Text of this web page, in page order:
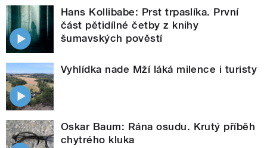
Hans Kollibabe: Prst trpaslíka. První
část pětidílné četby z knihy
šumavských pověstí
Vyhlídka nade Mží láká milence i turisty
Oskar Baum: Rána osudu. Krutý příběh
chytrého kluka